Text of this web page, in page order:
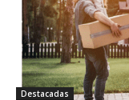
Destacadas